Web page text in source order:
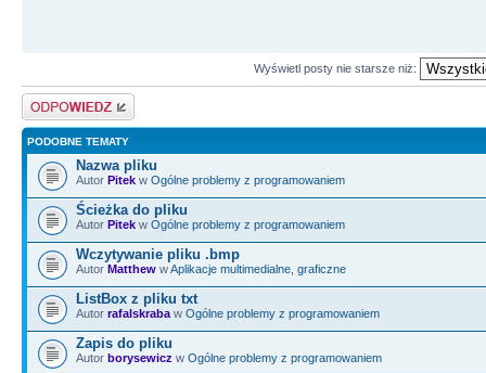
Wyświetl posty nie starsze niż:
Odpowiedz
PODOBNE TEMATY
Nazwa pliku
Autor Pitek w Ogólne problemy z programowaniem
Ścieżka do pliku
Autor Pitek w Ogólne problemy z programowaniem
Wczytywanie pliku .bmp
Autor Matthew wAplikacje multimedialne, graficzne
ListBox z pliku txt
Autor rafalskraba w Ogólne problemy z programowaniem
Zapis do pliku
Autor borysewicz w Ogólne problemy z programowaniem